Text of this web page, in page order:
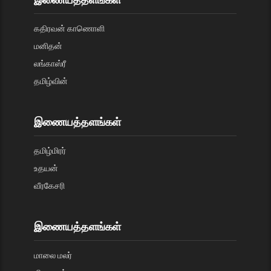
கதிரவன் காணொளி
மனிதன்
லங்காஸ்ரீ
தமிழ்வின்
இணையத்தளங்கள்
தமிழ்மிரர்
உதயன்
வீரகேசரி
இணையத்தளங்கள்
மாலை மலர்